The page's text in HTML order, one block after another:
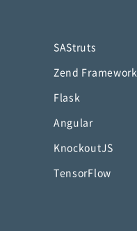
SAStruts
Zend Framework
Flask
Angular
KnockoutJS
TensorFlow